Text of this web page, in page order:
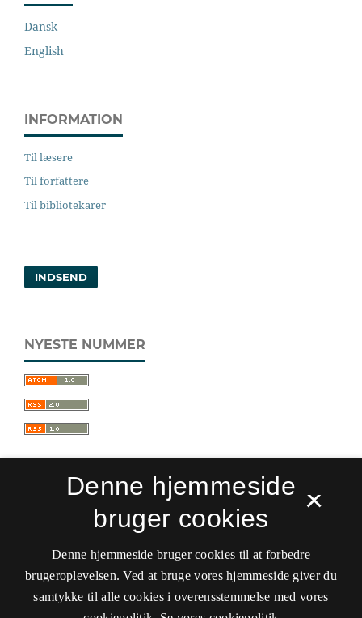
Dansk
English
INFORMATION
Til læsere
Til forfattere
Til bibliotekarer
INDSEND
NYESTE NUMMER
Sprogforum. Tidsskrift for sprog- og
kulturpædagogik
ISSN 0909-9328 (Trykt)
ISSN 1399-8617 (Online)
Tilgængelighedserklæring
×
Denne hjemmeside
bruger cookies
Denne hjemmeside bruger cookies til at forbedre
brugeroplevelsen. Ved at bruge vores hjemmeside giver du
samtykke til alle cookies i overensstemmelse med vores